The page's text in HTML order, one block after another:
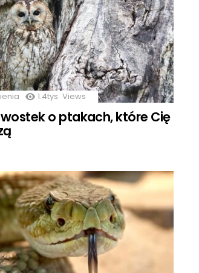
1.4tys. Views
o ptakach, które Cię